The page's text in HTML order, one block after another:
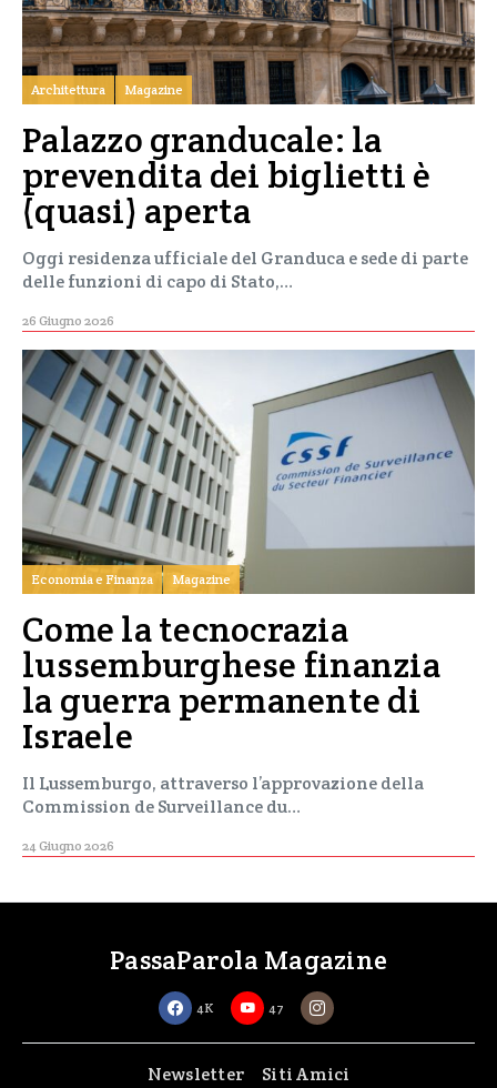
Architettura Magazine
Palazzo granducale: la
prevendita dei biglietti è
(quasi) aperta
Oggi residenza ufficiale del Granduca e sede di parte
delle funzioni di capo di Stato,…
26 Giugno 2026
Economia e Finanza Magazine
Come la tecnocrazia
lussemburghese finanzia
la guerra permanente di
Israele
Il Lussemburgo, attraverso l’approvazione della
Commission de Surveillance du…
24 Giugno 2026
PassaParola Magazine
4K 47
Newsletter Siti Amici